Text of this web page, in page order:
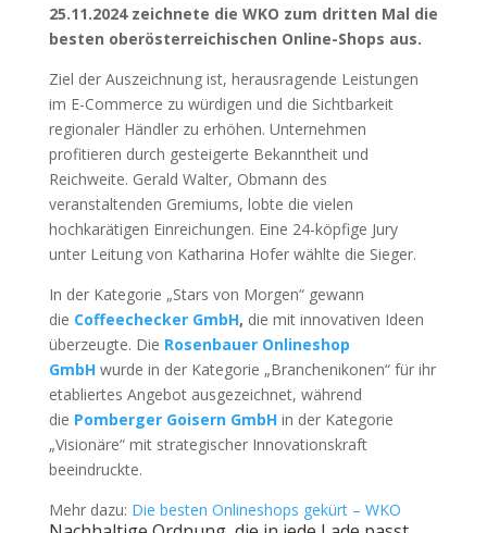
25.11.2024 zeichnete die WKO zum dritten Mal die
besten oberösterreichischen Online-Shops aus.
Ziel der Auszeichnung ist, herausragende Leistungen
im E-Commerce zu würdigen und die Sichtbarkeit
regionaler Händler zu erhöhen. Unternehmen
profitieren durch gesteigerte Bekanntheit und
Reichweite. Gerald Walter, Obmann des
veranstaltenden Gremiums, lobte die vielen
hochkarätigen Einreichungen. Eine 24-köpfige Jury
unter Leitung von Katharina Hofer wählte die Sieger.
In der Kategorie „Stars von Morgen“ gewann
die Coffeechecker GmbH, die mit innovativen Ideen
überzeugte. Die Rosenbauer Onlineshop
GmbH wurde in der Kategorie „Branchenikonen“ für ihr
etabliertes Angebot ausgezeichnet, während
die Pomberger Goisern GmbH in der Kategorie
„Visionäre“ mit strategischer Innovationskraft
beeindruckte.
Mehr dazu: Die besten Onlineshops gekürt – WKO